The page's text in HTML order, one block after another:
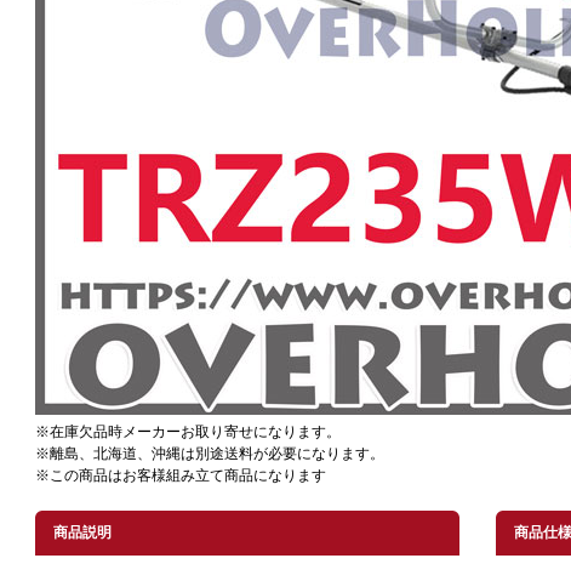
※在庫欠品時メーカーお取り寄せになります。
※離島、北海道、沖縄は別途送料が必要になります。
※この商品はお客様組み立て商品になります
商品説明 商品仕様